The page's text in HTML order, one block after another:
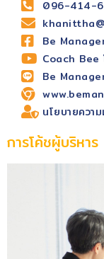
096-414-
Be
Coach Bee
Be
นโยบายควา
การโค้ชผู้บริหาร